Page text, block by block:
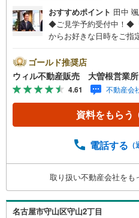
おすすめポイント 田中
◆ご見学予約受付中！◆
からお好きな日時をご指
区、守山区の直接のご売
動産仲介会社です。ネッ
ん、過去にお任せいただ
に住戸環境を提案致しま
弊社では平日にご内覧
れるお客様にサービス
事前にご予約頂きました
動産業者間で不動産情報
全域や、その他隣接エリ
根営業所】○地下鉄名城
○お子様が遊べるキッズ
ゴールド推奨店
ウィル不動産販売 大曽根営業所
4.61 不動産会
資料をもらう
電話する
取り扱い不動産会社をも
名古屋市守山区守山2丁目